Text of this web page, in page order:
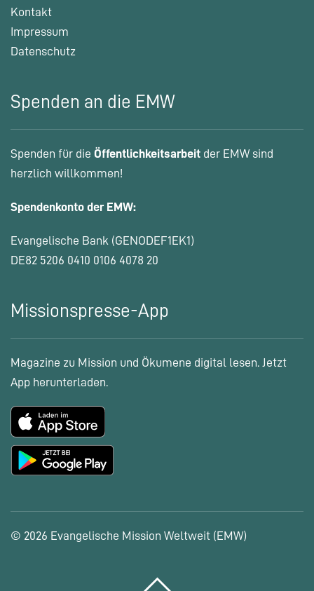
Kontakt
Impressum
Datenschutz
Spenden an die EMW
Spenden für die Öffentlichkeitsarbeit der EMW sind
herzlich willkommen!
Spendenkonto der EMW:
Evangelische Bank (GENODEF1EK1)
DE82 5206 0410 0106 4078 20
Missionspresse-App
Magazine zu Mission und Ökumene digital lesen. Jetzt
App herunterladen.
© 2026 Evangelische Mission Weltweit (EMW)